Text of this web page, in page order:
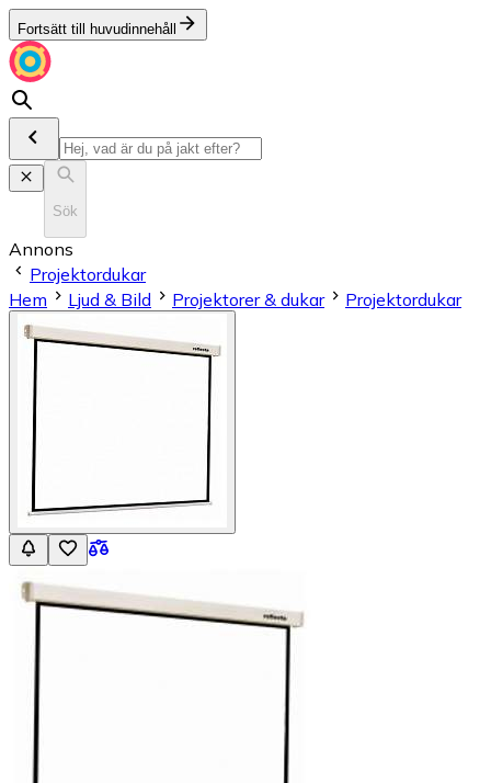
Fortsätt till huvudinnehåll
Sök
Annons
Projektordukar
Hem
Ljud & Bild Projektorer & dukar Projektordukar